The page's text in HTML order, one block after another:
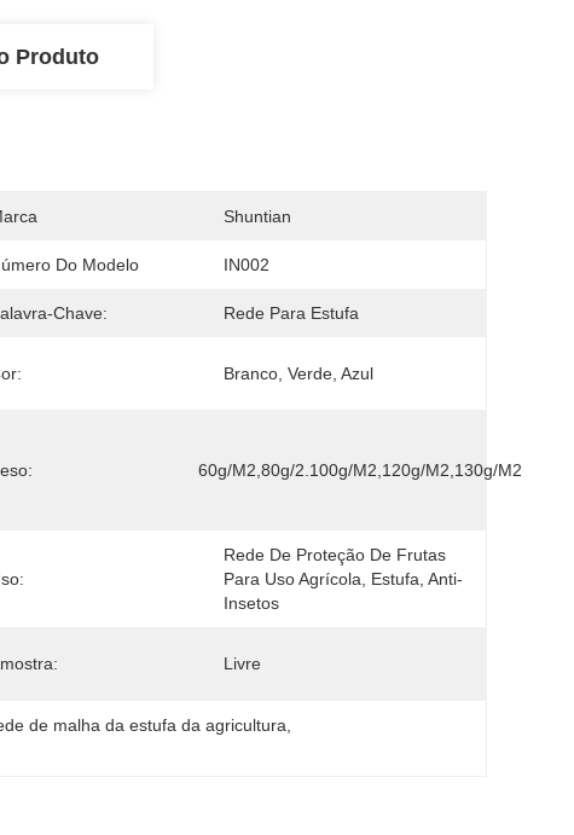
Produto
Shuntian
Do Modelo IN002
Chave: Rede Para Estufa
Branco, Verde, Azul
60g/m2,80g/2.100g/m2,120g/m2,130g/m2
Rede De Proteção De Frutas
Para Uso Agrícola, Estufa, Anti-
Insetos
Livre
de malha da estufa da agricultura